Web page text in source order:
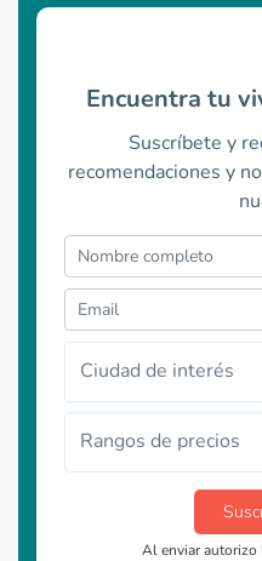
Encuentra tu
Suscríbete y
recomendaciones y
Ciudad de interés
Rangos de precios
Al enviar autorizo